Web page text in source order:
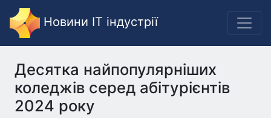
Новини IT індустрії
Десятка найпопулярніших
коледжів серед абітурієнтів
2024 року